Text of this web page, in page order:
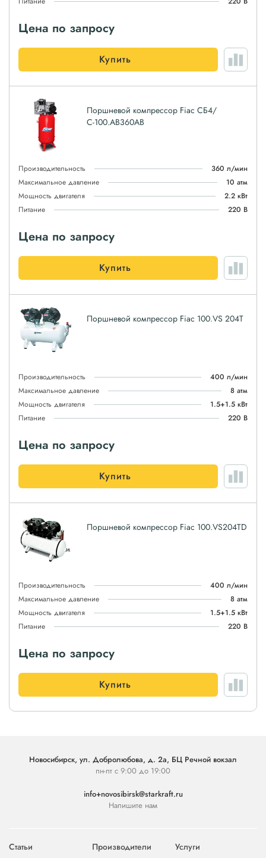
Цена по запросу
Купить
Поршневой компрессор Fiac СБ4/
С-100.AB360AB
Производительность
360 л/мин
Максимальное давление
10 атм
Мощность двигателя
2.2 кВт
Питание
220 В
Цена по запросу
Купить
Поршневой компрессор Fiac 100.VS 204Т
Производительность
400 л/мин
Максимальное давление
8 атм
Мощность двигателя
1.5+1.5 кВт
Питание
220 В
Цена по запросу
Купить
Поршневой компрессор Fiac 100.VS204ТD
Производительность
400 л/мин
Максимальное давление
8 атм
Мощность двигателя
1.5+1.5 кВт
Питание
220 В
Цена по запросу
Купить
Новосибирск, ул. Добролюбова, д. 2а, БЦ Речной вокзал
пн-пт с 9:00 до 19:00
info+novosibirsk@starkraft.ru
Напишите нам
Статьи Производители Услуги